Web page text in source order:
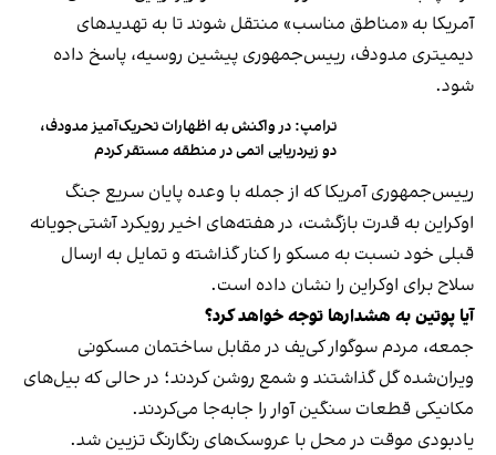
آمریکا به «مناطق مناسب» منتقل شوند تا به تهدیدهای
دیمیتری مدودف، رییس‌جمهوری پیشین روسیه، پاسخ داده
شود.
ترامپ: در واکنش به اظهارات تحریک‌آمیز مدودف،
دو زیردریایی اتمی در منطقه مستقر کردم
رییس‌جمهوری آمریکا که از جمله با وعده پایان سریع جنگ
اوکراین به قدرت بازگشت، در هفته‌های اخیر رویکرد آشتی‌جویانه
قبلی خود نسبت به مسکو را کنار گذاشته و تمایل به ارسال
سلاح برای اوکراین را نشان داده است.
آیا پوتین به هشدارها توجه خواهد کرد؟
جمعه، مردم سوگوار کی‌یف در مقابل ساختمان مسکونی
ویران‌شده گل گذاشتند و شمع روشن کردند؛ در حالی که بیل‌های
مکانیکی قطعات سنگین آوار را جابه‌جا می‌کردند.
یادبودی موقت در محل با عروسک‌های رنگارنگ تزیین شد.